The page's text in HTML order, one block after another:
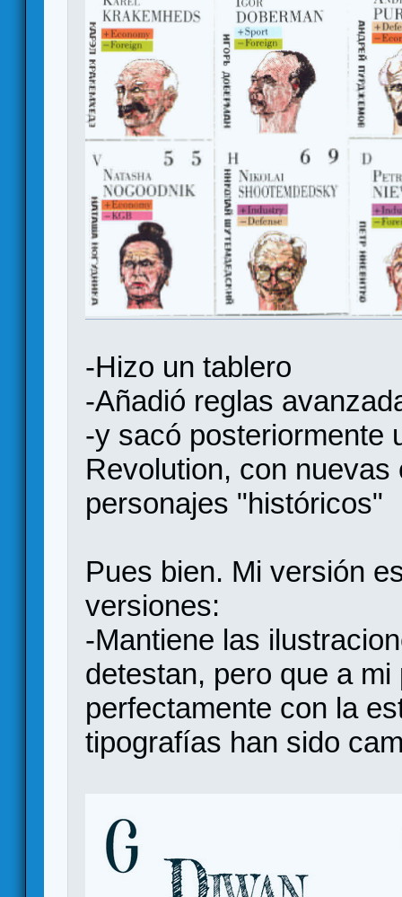
-Hizo un tablero
-Añadió reglas
-y sacó posteriormente
Revolution, con
personajes "históricos"
Pues bien. Mi versión
versiones:
-Mantiene las
detestan, pero que a
perfectamente con la
tipografías han sido